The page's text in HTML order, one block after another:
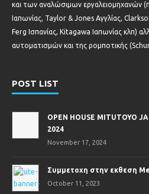
και των αναλώσιμων εργαλειομηχανών
Ιαπωνίας, Taylor & Jones Αγγλίας,
Ferg Ισπανίας, Kitagawa Ιαπωνίας κλπ)
αυτοματισμών και της ρομποτικής
POST LIST
OPEN HOUSE MITUTOYO
2024
November 17, 2024
Συμμετοχη στην εκθεση
October 11, 2023